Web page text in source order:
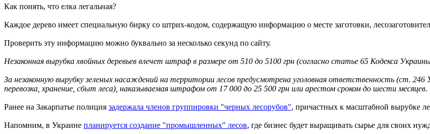
Как понять, что елка легальная?
Каждое дерево имеет специальную бирку со штрих-кодом, содержащую информацию о месте заготовки,
Проверить эту информацию можно буквально за несколько секунд по сайту.
Незаконная вырубка хвойных деревьев влечет штраф в размере от 510 до 5100 грн (согласно статье 65 Кодекса
За незаконную вырубку зеленых насаждений на территории лесов предусмотрена уголовная ответственность (ст. 246
перевозка, хранение, сбыт леса), наказываемая штрафом от 17 000 до 25 500 грн или арестом сроком до шести месяцев.
Ранее на Закарпатье полиция задержала членов группировки "черных лесорубов", причастных к масштабной вырубке
Напомним, в Украине планируется создание "промышленных" лесов, где бизнес будет выращивать сырье для своих